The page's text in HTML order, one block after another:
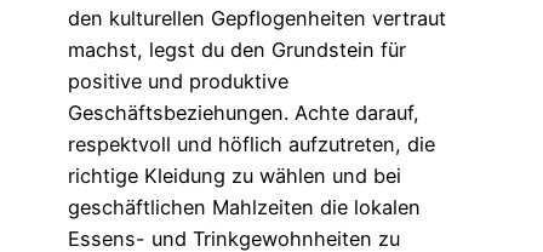
den kulturellen Gepflogenheiten vertraut
machst, legst du den Grundstein für
positive und produktive
Geschäftsbeziehungen. Achte darauf,
respektvoll und höflich aufzutreten, die
richtige Kleidung zu wählen und bei
geschäftlichen Mahlzeiten die lokalen
Essens- und Trinkgewohnheiten zu